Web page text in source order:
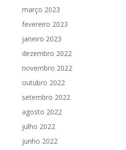
março 2023
fevereiro 2023
janeiro 2023
dezembro 2022
novembro 2022
outubro 2022
setembro 2022
agosto 2022
julho 2022
junho 2022